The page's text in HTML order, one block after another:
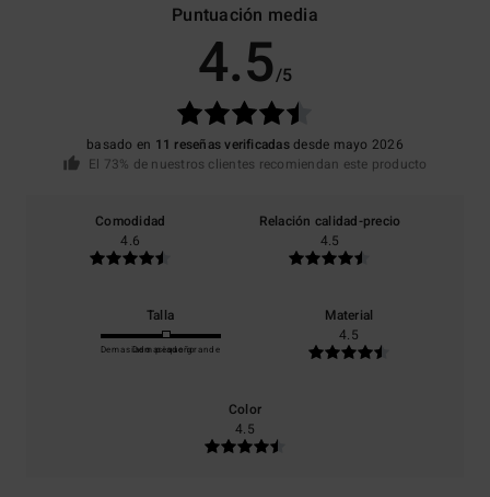
Puntuación media
4.5/5
basado en 11 reseñas verificadasdesde mayo 2026
El 73% de nuestros clientes recomiendan este producto
Comodidad
4.6
Relación calidad-precio
4.5
Talla
Demasiado pequeño
Demasiado grande
Material
4.5
Color
4.5